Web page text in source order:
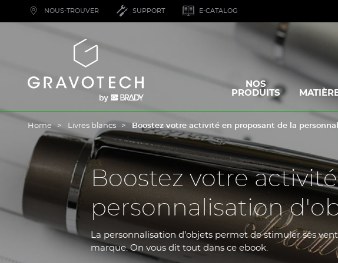
NOUS-TROUVER SUPPORT E-CATALOG
Gravotech
NOS
PRODUITS
Home Livres blancs Boostez votre activité en proposant de la
Boostez votre
personnalisation
La personnalisation d’objets permet de stimuler ses
marque. On vous dit tout dans ce ebook.